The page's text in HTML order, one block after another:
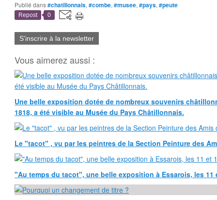
Publié dans#chatillonnais, #combe, #musee, #pays, #peute
Repost 0
S'inscrire à la newsletter
Vous aimerez aussi :
Une belle exposition dotée de nombreux souvenirs
1818, a été visible au Musée du Pays Châtillonnais.
Le "tacot" , vu par les peintres de la Section Peinture des
"Au temps du tacot", une belle exposition à Essarois, les 11